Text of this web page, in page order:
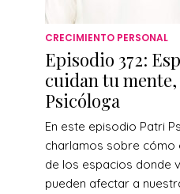
CRECIMIENTO PERSONAL
Episodio 372:
cuidan tu
Psicóloga
En este episodio Patri
charlamos sobre cómo
de los espacios donde
pueden afectar a